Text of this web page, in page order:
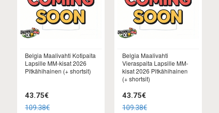
Belgia Maalivahti Kotipaita
Lapsille MM-kisat 2026
Pitkähihainen (+ shortsit)
43.75€
109.38€
Belgia Maalivahti
Vieraspaita Lapsille MM-
kisat 2026 Pitkähihainen
(+ shortsit)
43.75€
109.38€